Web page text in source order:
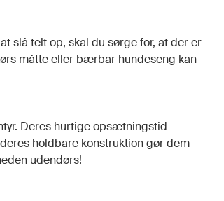
slå telt op, skal du sørge for, at der er
måtte eller bærbar hundeseng kan
Deres hurtige opsætningstid
holdbare konstruktion gør dem
udendørs!